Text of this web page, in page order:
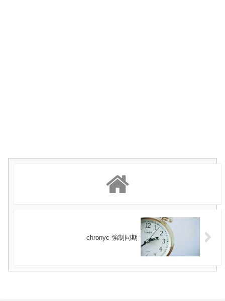
chronyc 強制同期